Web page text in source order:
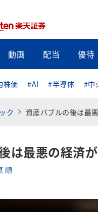
動画 配当 優待
株価 #AI #半導体 #中
ク 資産バブルの後は最
は最悪の経済
順